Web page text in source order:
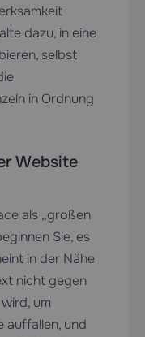
dazu, in eine
selbst
in Ordnung
Website
als „großen
Sie, es
in der Nähe
nicht gegen
um
auffallen, und